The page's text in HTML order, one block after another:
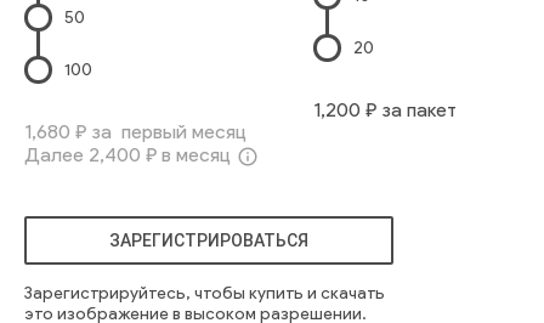
50
100
1,680 ₽ за первый месяц
Далее 2,400 ₽ в месяц info_outline
20
1,200 ₽ за пакет
ЗАРЕГИСТРИРОВАТЬСЯ
Зарегистрируйтесь, чтобы купить и скачать
это изображение в высоком разрешении.